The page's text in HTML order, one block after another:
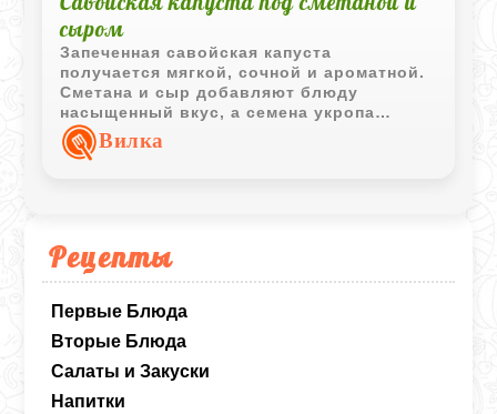
Рецепты
Первые Блюда
Вторые Блюда
Салаты и Закуски
Напитки
сыром
Запеченная савойская капуста
получается мягкой, сочной и ароматной.
Сметана и сыр добавляют блюду
насыщенный вкус, а семена укропа
делают его особенно домашним.
Вилка